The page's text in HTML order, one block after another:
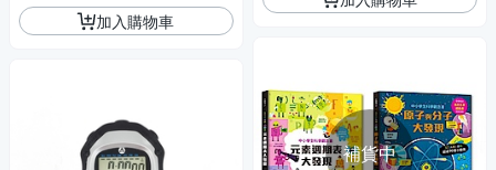
加入購物車
補貨中